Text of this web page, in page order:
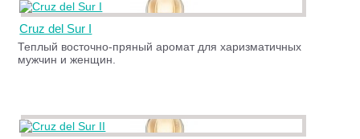
Cruz del Sur I
Теплый восточно-пряный аромат для харизматичных
мужчин и женщин.